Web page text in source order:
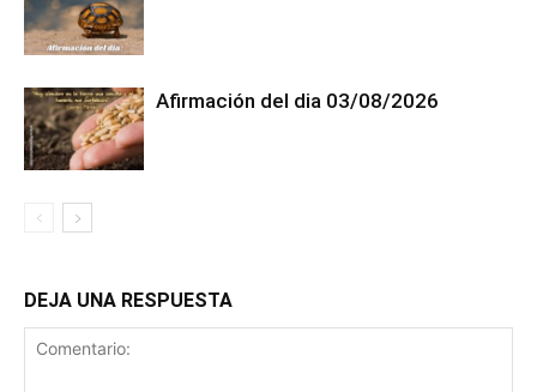
Afirmación del dia 03/08/2026
DEJA UNA RESPUESTA